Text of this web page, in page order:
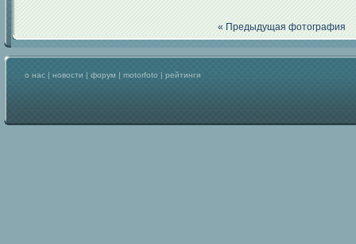
« Предыдущая фотография
о нас | новости | форум | motorfoto | рейтинги